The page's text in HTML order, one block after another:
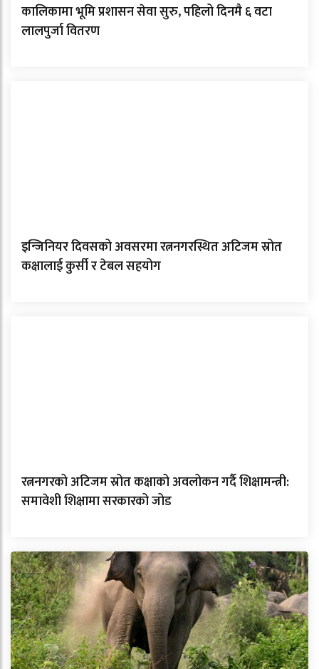
कालिकामा भूमि प्रशासन सेवा सुरु, पहिलो दिनमै ६ वटा
लालपुर्जा वितरण
इन्जिनियर दिवसको अवसरमा रत्ननगरस्थित अटिजम स्रोत
कक्षालाई कुर्सी र टेबल सहयोग
रत्ननगरको अटिजम स्रोत कक्षाको अवलोकन गर्दै शिक्षामन्त्री:
समावेशी शिक्षामा सरकारको जोड